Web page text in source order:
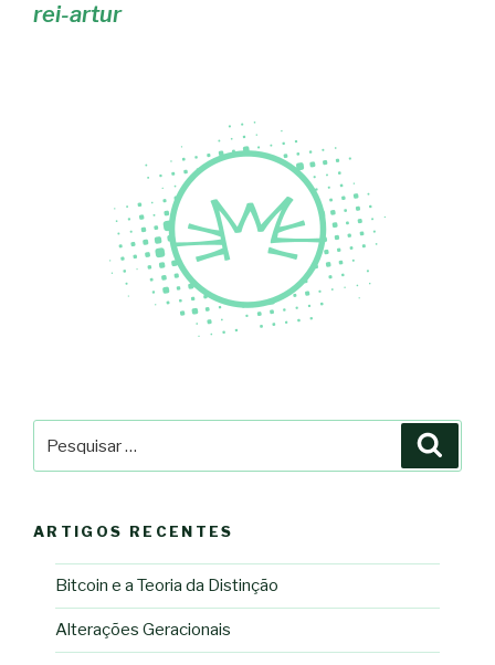
rei-artur
ARTIGOS RECENTES
Bitcoin e a Teoria da Distinção
Alterações Geracionais